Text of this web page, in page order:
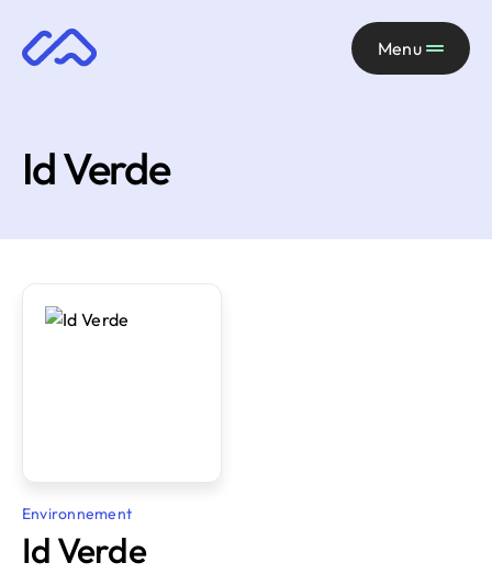
Menu
Id Verde
Environnement
Id Verde